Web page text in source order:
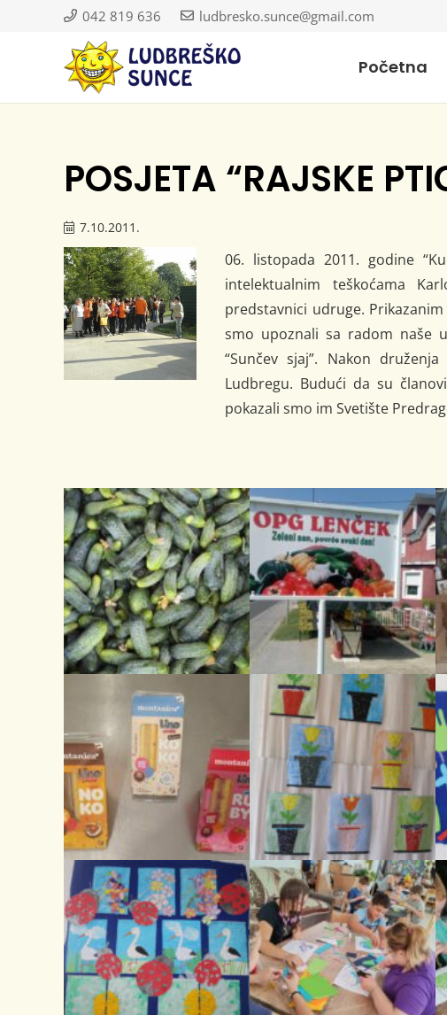
042 819 636 ludbresko.sunce@gmail.com
Početna
POSJETA “RAJSKE
7.10.2011.
06. listopada 2011. godine
intelektualnim teškoćama
predstavnici udruge. Prikazanim
smo upoznali sa radom naše
“Sunčev sjaj”. Nakon
Ludbregu. Budući da su
pokazali smo im Svetište